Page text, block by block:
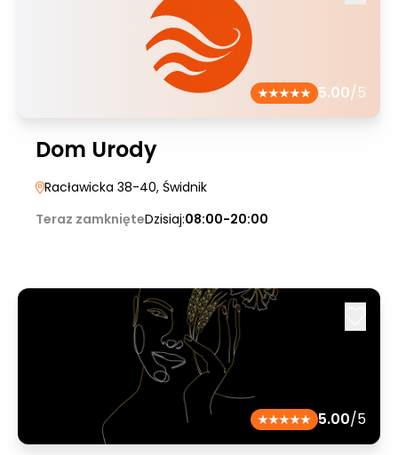
5.00/5
Dom Urody
Racławicka 38-40, Świdnik
Teraz zamknięteDzisiaj:08:00-20:00
5.00/5